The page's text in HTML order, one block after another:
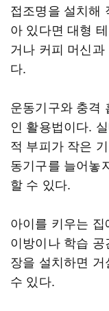
접조명을 설치해
아 있다면 대형
거나 커피 머신
다.
운동기구와 충격
인 활용법이다.
적 부피가 작은
동기구를 늘어놓
할 수 있다.
아이를 키우는
이방이나 학습
장을 설치하면
수 있다.